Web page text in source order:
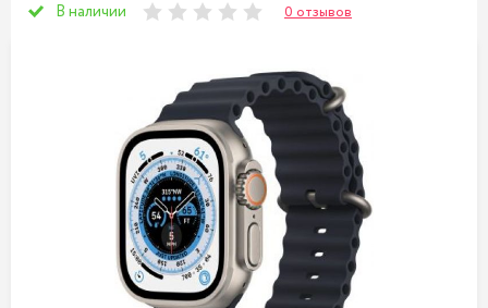
В наличии 0 отзывов